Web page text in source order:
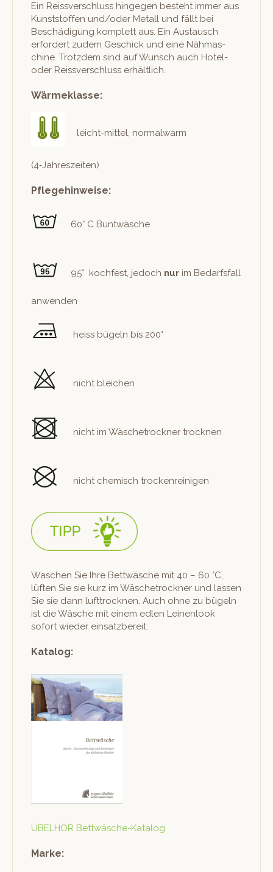
Ein Reissver­schluss hinge­gen beste­ht immer aus
Kun­st­stof­fen und/oder Met­all und fällt bei
Beschädi­gung kom­plett aus. Ein Aus­tausch
erfordert zudem Geschick und eine Näh­mas­
chine. Trotz­dem sind auf Wun­sch auch Hotel-
oder Reissver­schluss erhältlich.
Wärmeklasse:
leicht-mit­tel, nor­mal­warm
(4‑Jahreszeiten)
Pflegehinweise:
60° C Buntwäsche
95° kochfest, jedoch nur im Bedarfs­fall
anwenden
heiss bügeln bis 200°
nicht bleichen
nicht im Wäschetrock­n­er trocknen
nicht chemisch trockenreinigen
Waschen Sie Ihre Bet­twäsche mit 40 – 60 °C,
lüften Sie sie kurz im Wäschetrock­n­er und lassen
Sie sie dann luft­trock­nen. Auch ohne zu bügeln
ist die Wäsche mit einem edlen Leinen­look
sofort wieder einsatzbereit.
Katalog:
ÜBELHÖR Bet­twäsche-Kat­a­log
Marke: